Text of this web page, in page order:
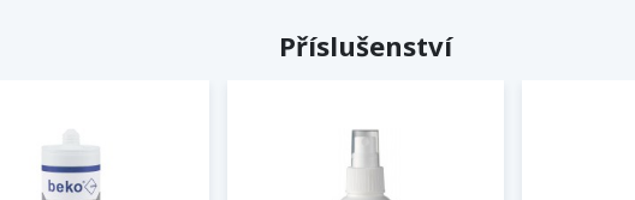
Příslušenství